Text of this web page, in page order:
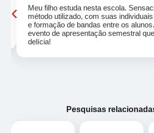
Meu filho estuda nesta escola.
método utilizado, com suas
e formação de bandas entre os
evento de apresentação semestral
delícia!
‹
Pesquisas